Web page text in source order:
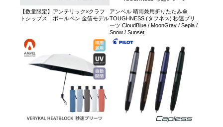
【数量限定】アンテリック×クラフ
トシップス｜ボールペン 金箔モデル
アンベル 晴雨兼用折りたたみ傘
TOUGHNESS (タフネス) 秒速プリ
ーツ CloudBlue / MoonGray / Sepia /
Snow / Sunset